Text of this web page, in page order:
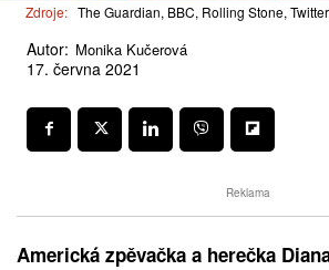
Zdroje: The Guardian, BBC, Rolling Stone,
Autor: Monika Kučerová
17. června 2021
Reklama
Americká zpěvačka a herečka